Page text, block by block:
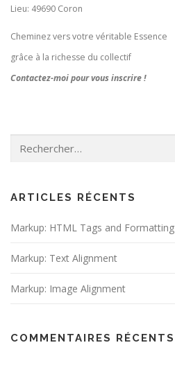
Lieu: 49690 Coron
Cheminez vers votre véritable Essence
grâce à la richesse du collectif
Contactez-moi pour vous inscrire !
ARTICLES RÉCENTS
Markup: HTML Tags and Formatting
Markup: Text Alignment
Markup: Image Alignment
COMMENTAIRES RÉCENTS